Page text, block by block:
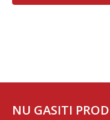
fost:212 lei.
NU GASITI